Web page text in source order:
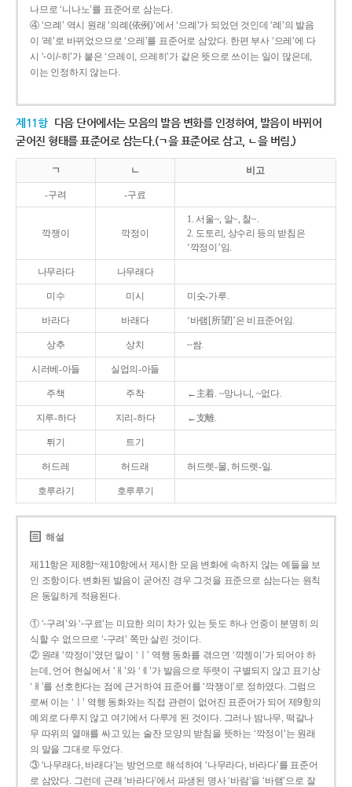
나므로 ‘니나노’를 표준어로 삼는다.
④ ‘으례’ 역시 원래 ‘의례(依例)’에서 ‘으례’가 되었던 것인데 ‘례’의 발음
이 ‘레’로 바뀌었으므로 ‘으레’를 표준어로 삼았다. 한편 부사 ‘으레’에 다
시 ‘-이/-히’가 붙은 ‘으레이, 으레히’가 같은 뜻으로 쓰이는 일이 많은데,
이는 인정하지 않는다.
제11항 다음 단어에서는 모음의 발음 변화를 인정하여, 발음이 바뀌어
굳어진 형태를 표준어로 삼는다.(ㄱ을 표준어로 삼고, ㄴ을 버림.)
ㄱ ㄴ 비고
-구려 -구료
깍쟁이 깍정이
1. 서울~, 알~, 찰~.
2. 도토리, 상수리 등의 받침은
‘깍정이’임.
나무라다 나무래다
미수 미시 미숫-가루.
바라다 바래다 ‘바램[所望]’은 비표준어임.
상추 상치 ~쌈.
시러베-아들 실업의-아들
주책 주착 ←主着. ~망나니, ~없다.
지루-하다 지리-하다 ←支離.
튀기 트기
허드레 허드래 허드렛-물, 허드렛-일.
호루라기 호루루기
해설
제11항은 제8항~제10항에서 제시한 모음 변화에 속하지 않는 예들을 보
인 조항이다. 변화된 발음이 굳어진 경우 그것을 표준으로 삼는다는 원칙
은 동일하게 적용된다.
① ‘-구려’와 ‘-구료’는 미묘한 의미 차가 있는 듯도 하나 언중이 분명히 의
식할 수 없으므로 ‘-구려’ 쪽만 살린 것이다.
② 원래 ‘깍정이’였던 말이 ‘ㅣ’ 역행 동화를 겪으면 ‘깍젱이’가 되어야 하
는데, 언어 현실에서 ‘ㅐ’와 ‘ㅔ’가 발음으로 뚜렷이 구별되지 않고 표기상
‘ㅐ’를 선호한다는 점에 근거하여 표준어를 ‘깍쟁이’로 정하였다. 그럼으
로써 이는 ‘ㅣ’ 역행 동화와는 직접 관련이 없어진 표준어가 되어 제9항의
예외로 다루지 않고 여기에서 다루게 된 것이다. 그러나 밤나무, 떡갈나
무 따위의 열매를 싸고 있는 술잔 모양의 받침을 뜻하는 ‘깍정이’는 원래
의 말을 그대로 두었다.
③ ‘나무래다, 바래다’는 방언으로 해석하여 ‘나무라다, 바라다’를 표준어
로 삼았다. 그런데 근래 ‘바라다’에서 파생된 명사 ‘바람’을 ‘바램’으로 잘